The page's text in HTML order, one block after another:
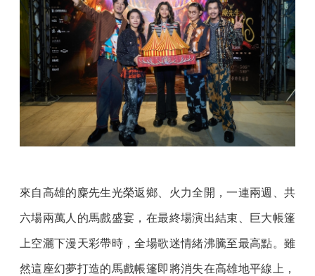
來自高雄的麋先生光榮返鄉、火力全開，一連兩週、共
六場兩萬人的馬戲盛宴，在最終場演出結束、巨大帳篷
上空灑下漫天彩帶時，全場歌迷情緒沸騰至最高點。雖
然這座幻夢打造的馬戲帳篷即將消失在高雄地平線上，